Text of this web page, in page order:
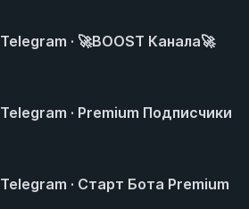
Telegram · 🚀BOOST Канала🚀
Telegram · Premium Подписчики
Telegram · Старт Бота Premium